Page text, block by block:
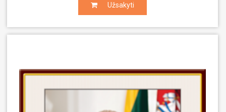
Užsakyti
Užsakyti